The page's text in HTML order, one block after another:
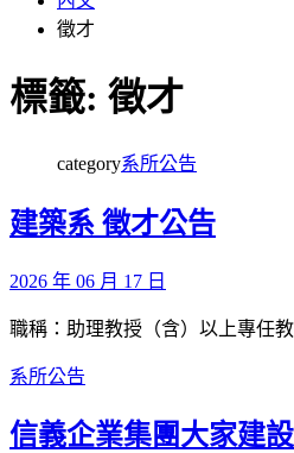
徵才
標籤: 徵才
category系所公告
建築系 徵才公告
2026 年 06 月 17 日
職稱：助理教授（含）以上專任
系所公告
信義企業集團大家建